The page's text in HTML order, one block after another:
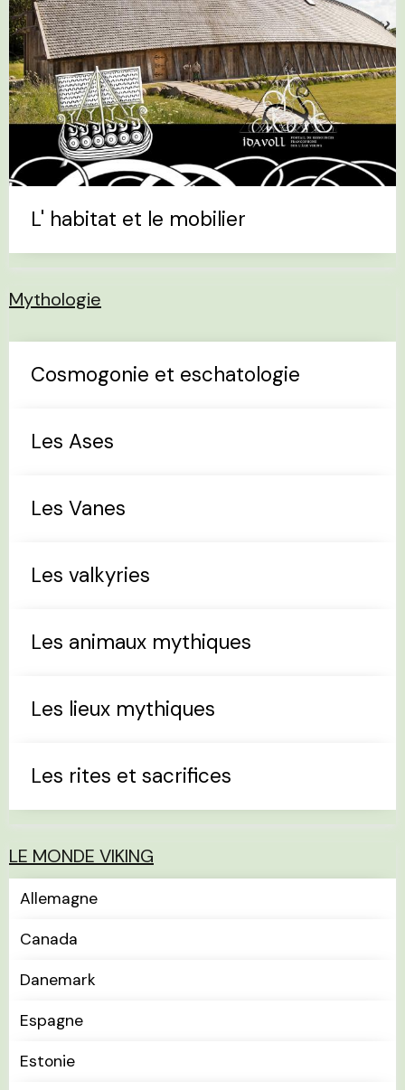
L' habitat et le mobilier
Mythologie
Cosmogonie et eschatologie
Les Ases
Les Vanes
Les valkyries
Les animaux mythiques
Les lieux mythiques
Les rites et sacrifices
LE MONDE VIKING
Allemagne
Canada
Danemark
Espagne
Estonie